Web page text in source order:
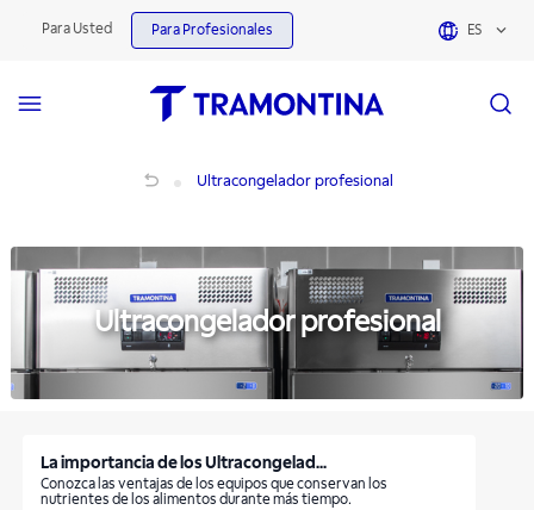
Para Usted Para Profesionales ES
Ultracongelador profesional
Ultracongelador profesional
La importancia de los Ultracongelad...
Conozca las ventajas de los equipos que conservan los
nutrientes de los alimentos durante más tiempo.
Ultracongelador profesional | Tramontina